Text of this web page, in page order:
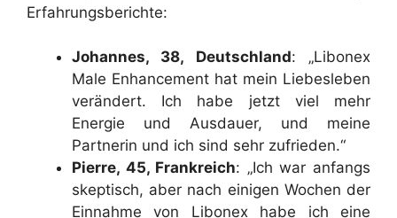
Erfahrungsberichte:
Johannes, 38, Deutschland: „Libonex
Male Enhancement hat mein Liebesleben
verändert. Ich habe jetzt viel mehr
Energie und Ausdauer, und meine
Partnerin und ich sind sehr zufrieden.“
Pierre, 45, Frankreich: „Ich war anfangs
skeptisch, aber nach einigen Wochen der
Einnahme von Libonex habe ich eine